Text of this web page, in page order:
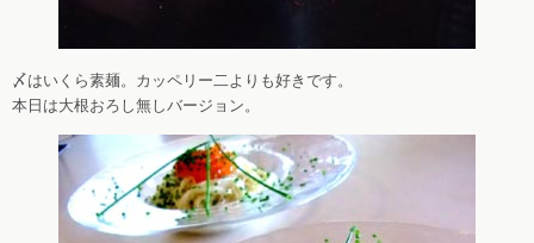
〆はいくら素麺。カッペリー二よりも好きです。
本日は大根おろし無しバージョン。